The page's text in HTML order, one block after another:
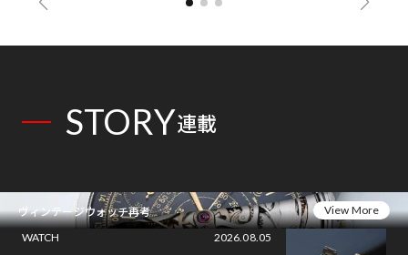
STORY連載
ヴィンテージウォッチ再考
View More
WATCH
2026.08.05